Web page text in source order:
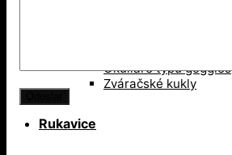
Okuliare typu goggles
Zváračské kukly
Rukavice